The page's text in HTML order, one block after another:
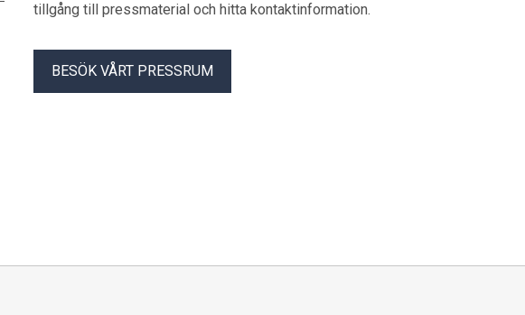
tillgång till pressmaterial och hitta kontaktinformation.
BESÖK VÅRT PRESSRUM